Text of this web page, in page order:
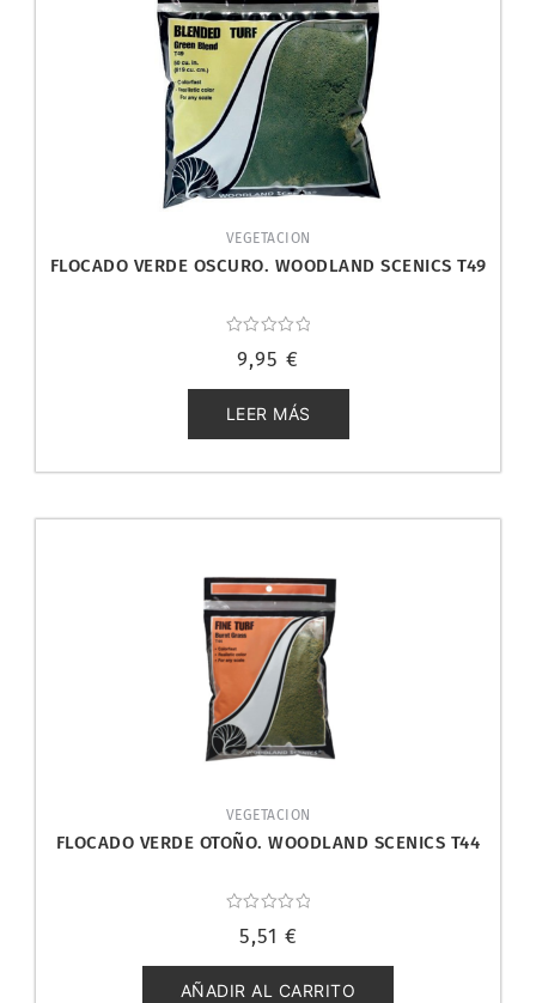
VEGETACION
FLOCADO VERDE OSCURO. WOODLAND SCENICS T49
con
de
5
9,95 €
LEER MÁS
VEGETACION
FLOCADO VERDE OTOÑO. WOODLAND SCENICS T44
con
de
5
5,51 €
AÑADIR AL CARRITO